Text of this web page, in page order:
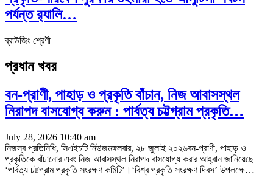
পর্যন্ত র‌্যালি…
ব্রাউজিং শ্রেণী
প্রধান খবর
বন-প্রাণী, পাহাড় ও প্রকৃতি বাঁচান, নিজ আবাসস্থল
নিরাপদ বাসযোগ্য করুন : পার্বত্য চট্টগ্রাম প্রকৃতি…
July 28, 2026 10:40 am
নিজস্ব প্রতিনিধি, সিএইচটি নিউজমঙ্গলবার, ২৮ জুলাই ২০২৬বন-প্রাণী, পাহাড় ও
প্রকৃতিকে বাঁচানোর এবং নিজ আবাসস্থল নিরাপদ বাসযোগ্য করার আহ্বান জানিয়েছে
‘পার্বত্য চট্টগ্রাম প্রকৃতি সংরক্ষণ কমিটি’।‘বিশ্ব প্রকৃতি সংরক্ষণ দিবস’ উপলক্ষে…